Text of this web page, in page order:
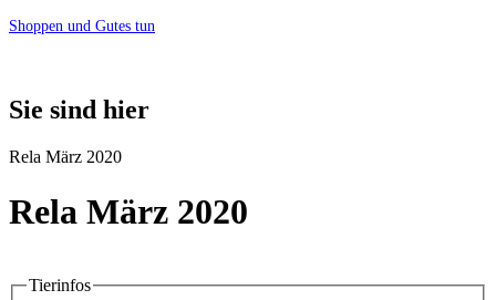
Shoppen und Gutes tun
Sie sind hier
Rela März 2020
Rela März 2020
Tierinfos